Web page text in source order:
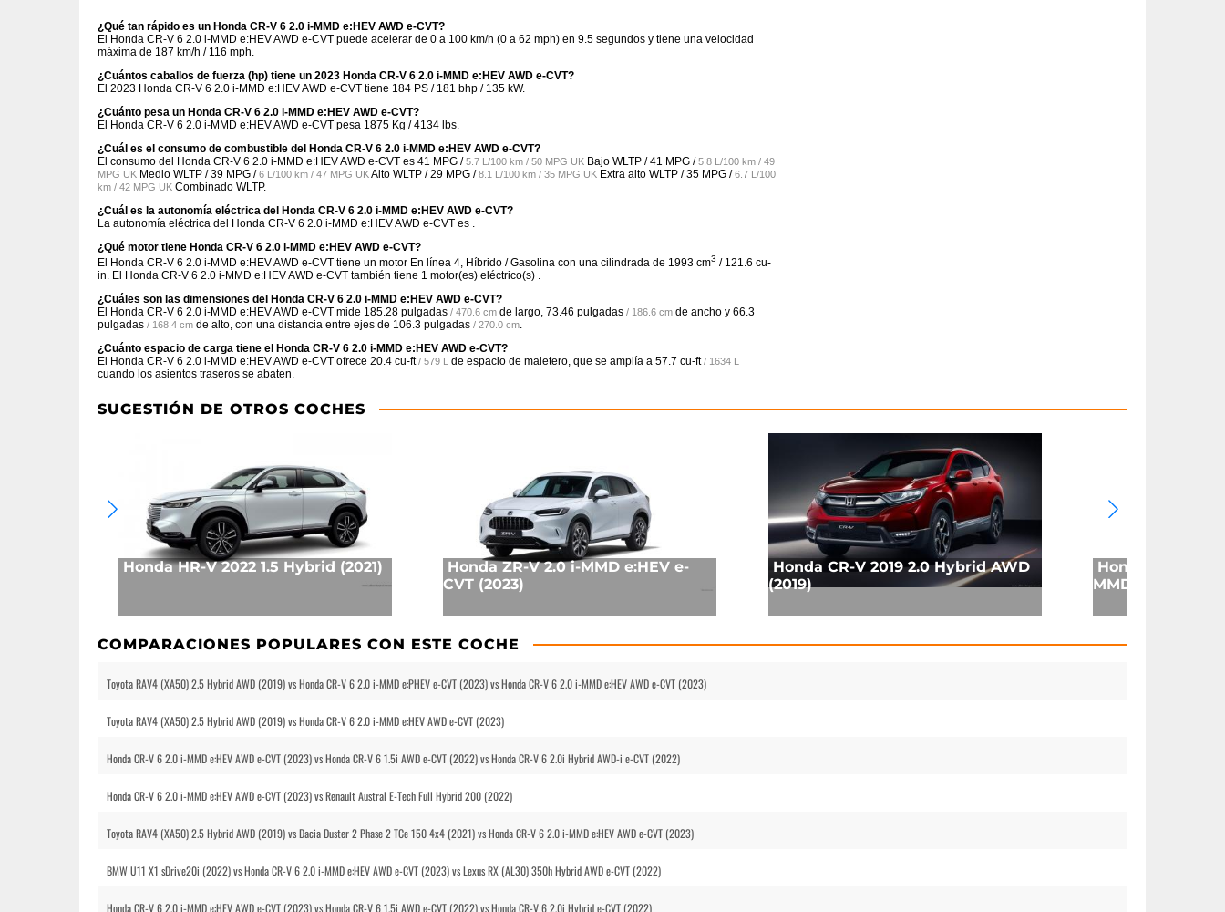
¿Qué tan rápido es un Honda CR-V 6 2.0 i-MMD e:HEV AWD e-CVT?
El Honda CR-V 6 2.0 i-MMD e:HEV AWD e-CVT puede acelerar de 0 a 100 km/h (0 a 62 mph) en 9.5 segundos y tiene una velocidad
máxima de 187 km/h / 116 mph.
¿Cuántos caballos de fuerza (hp) tiene un 2023 Honda CR-V 6 2.0 i-MMD e:HEV AWD e-CVT?
El 2023 Honda CR-V 6 2.0 i-MMD e:HEV AWD e-CVT tiene 184 PS / 181 bhp / 135 kW.
¿Cuánto pesa un Honda CR-V 6 2.0 i-MMD e:HEV AWD e-CVT?
El Honda CR-V 6 2.0 i-MMD e:HEV AWD e-CVT pesa 1875 Kg / 4134 lbs.
¿Cuál es el consumo de combustible del Honda CR-V 6 2.0 i-MMD e:HEV AWD e-CVT?
El consumo del Honda CR-V 6 2.0 i-MMD e:HEV AWD e-CVT es 41 MPG /5.7 L/100 km / 50 MPG UK Bajo WLTP /41 MPG /5.8 L/100 km / 49
MPG UK Medio WLTP /39 MPG /6 L/100 km / 47 MPG UKAlto WLTP /29 MPG /8.1 L/100 km / 35 MPG UK Extra alto WLTP /35 MPG /6.7 L/100
km / 42 MPG UK Combinado WLTP.
¿Cuál es la autonomía eléctrica del Honda CR-V 6 2.0 i-MMD e:HEV AWD e-CVT?
La autonomía eléctrica del Honda CR-V 6 2.0 i-MMD e:HEV AWD e-CVT es .
¿Qué motor tiene Honda CR-V 6 2.0 i-MMD e:HEV AWD e-CVT?
El Honda CR-V 6 2.0 i-MMD e:HEV AWD e-CVT tiene un motor En línea 4, Híbrido / Gasolina con una cilindrada de 1993 cm3 / 121.6 cu-
in. El Honda CR-V 6 2.0 i-MMD e:HEV AWD e-CVT también tiene 1 motor(es) eléctrico(s) .
¿Cuáles son las dimensiones del Honda CR-V 6 2.0 i-MMD e:HEV AWD e-CVT?
El Honda CR-V 6 2.0 i-MMD e:HEV AWD e-CVT mide 185.28 pulgadas / 470.6 cm de largo, 73.46 pulgadas / 186.6 cm de ancho y 66.3
pulgadas / 168.4 cm de alto, con una distancia entre ejes de 106.3 pulgadas / 270.0 cm.
¿Cuánto espacio de carga tiene el Honda CR-V 6 2.0 i-MMD e:HEV AWD e-CVT?
El Honda CR-V 6 2.0 i-MMD e:HEV AWD e-CVT ofrece 20.4 cu-ft / 579 L de espacio de maletero, que se amplía a 57.7 cu-ft / 1634 L
cuando los asientos traseros se abaten.
SUGESTIÓN DE OTROS COCHES
Honda HR-V 2022 1.5 Hybrid (2021)
Honda ZR-V 2.0 i-MMD e:HEV e-
CVT (2023)
Honda CR-V 2019 2.0 Hybrid AWD
(2019)
Honda Civic
MMD e:HEV e-
COMPARACIONES POPULARES CON ESTE COCHE
Toyota RAV4 (XA50) 2.5 Hybrid AWD (2019) vs Honda CR-V 6 2.0 i-MMD e:PHEV e-CVT (2023) vs Honda CR-V 6 2.0 i-MMD e:HEV AWD e-CVT (2023)
Toyota RAV4 (XA50) 2.5 Hybrid AWD (2019) vs Honda CR-V 6 2.0 i-MMD e:HEV AWD e-CVT (2023)
Honda CR-V 6 2.0 i-MMD e:HEV AWD e-CVT (2023) vs Honda CR-V 6 1.5i AWD e-CVT (2022) vs Honda CR-V 6 2.0i Hybrid AWD-i e-CVT (2022)
Honda CR-V 6 2.0 i-MMD e:HEV AWD e-CVT (2023) vs Renault Austral E-Tech Full Hybrid 200 (2022)
Toyota RAV4 (XA50) 2.5 Hybrid AWD (2019) vs Dacia Duster 2 Phase 2 TCe 150 4x4 (2021) vs Honda CR-V 6 2.0 i-MMD e:HEV AWD e-CVT (2023)
BMW U11 X1 sDrive20i (2022) vs Honda CR-V 6 2.0 i-MMD e:HEV AWD e-CVT (2023) vs Lexus RX (AL30) 350h Hybrid AWD e-CVT (2022)
Honda CR-V 6 2.0 i-MMD e:HEV AWD e-CVT (2023) vs Honda CR-V 6 1.5i AWD e-CVT (2022) vs Honda CR-V 6 2.0i Hybrid e-CVT (2022)